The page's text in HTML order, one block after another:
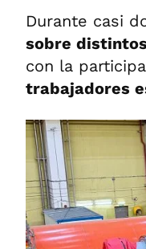
Durante casi
sobre
con la
trabajadores